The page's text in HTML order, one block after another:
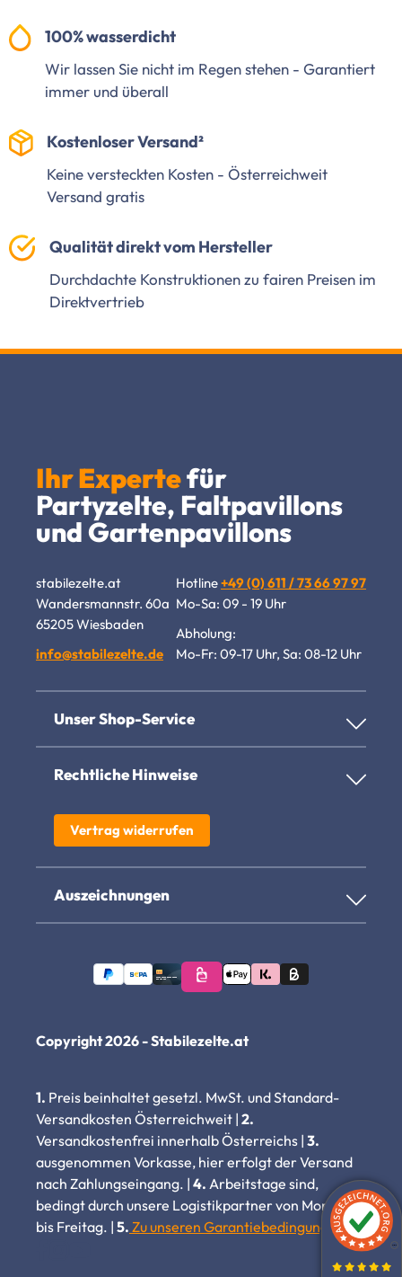
100% wasserdicht
Wir lassen Sie nicht im Regen stehen - Garantiert
immer und überall
Kostenloser Versand²
Keine versteckten Kosten - Österreichweit
Versand gratis
Qualität direkt vom Hersteller
Durchdachte Konstruktionen zu fairen Preisen im
Direktvertrieb
Ihr Expertefür
Partyzelte, Faltpavillons
und Gartenpavillons
stabilezelte.at
Wandersmannstr. 60a
65205 Wiesbaden
info@stabilezelte.de
Hotline+49 (0) 611 / 73 66 97 97
Mo-Sa: 09 - 19 Uhr
Abholung:
Mo-Fr: 09-17 Uhr, Sa: 08-12 Uhr
Unser Shop-Service
Rechtliche Hinweise
Vertrag widerrufen
Auszeichnungen
Copyright 2026 - Stabilezelte.at
1. Preis beinhaltet gesetzl. MwSt. und Standard-
Versandkosten Österreichweit | 2.
Versandkostenfrei innerhalb Österreichs | 3.
ausgenommen Vorkasse, hier erfolgt der Versand
nach Zahlungseingang. | 4. Arbeitstage sind,
bedingt durch unsere Logistikpartner von Montag
bis Freitag. | 5. Zu unseren Garantiebedingungen